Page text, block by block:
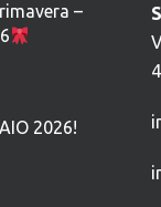
–
2026!